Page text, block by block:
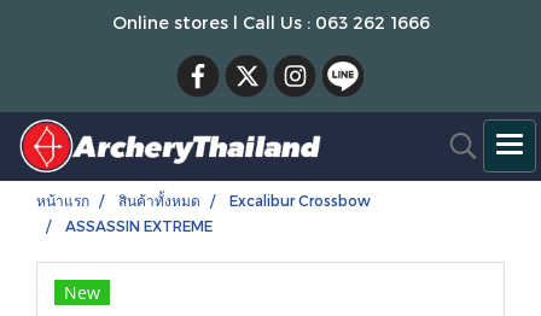
Online stores l Call Us : 063 262 1666
หน้าแรก สินค้าทั้งหมด
Excalibur Crossbow
ASSASSIN EXTREME
New